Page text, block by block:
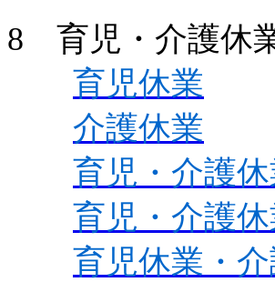
8 育児・介護休
育児休業
介護休業
育児・介護
育児・介護
育児休業・